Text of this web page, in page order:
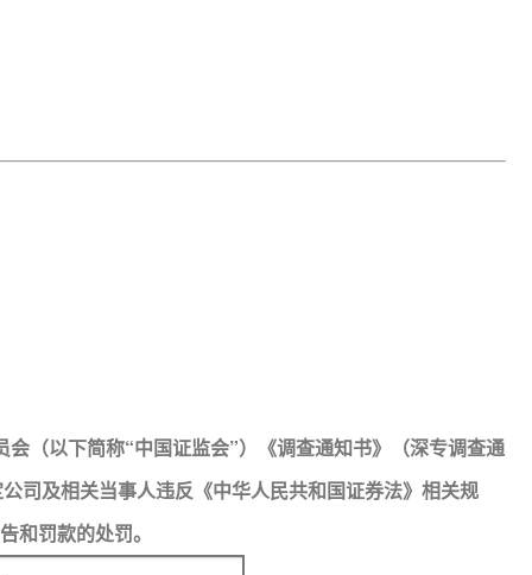
（以下简称“中国证监会”）《调查通知书》（深专调查通
司及相关当事人违反《中华人民共和国证券法》相关规
和罚款的处罚。